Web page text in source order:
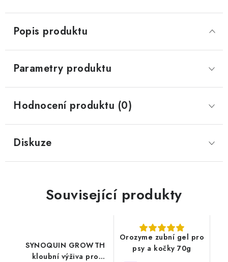
Popis produktu
Parametry produktu
Hodnocení produktu (0)
Diskuze
Související produkty
SYNOQUIN GROWTH
kloubní výživa pro
Orozyme zubní gel pro
psy a kočky 70g